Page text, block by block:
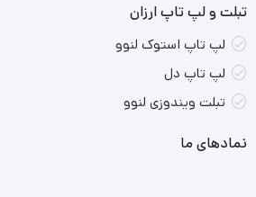
تبلت و لپ تاپ ارزان
لپ تاپ استوک لنوو
لپ تاپ دل
تبلت ویندوزی لنوو
نمادهای ما